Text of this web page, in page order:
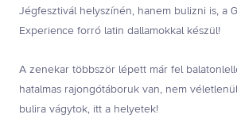
Jégfesztivál helyszínén, hanem bulizni is, a
Experience forró latin dallamokkal készül!
A zenekar többször lépett már fel
hatalmas rajongótáboruk van, nem
bulira vágytok, itt a helyetek!